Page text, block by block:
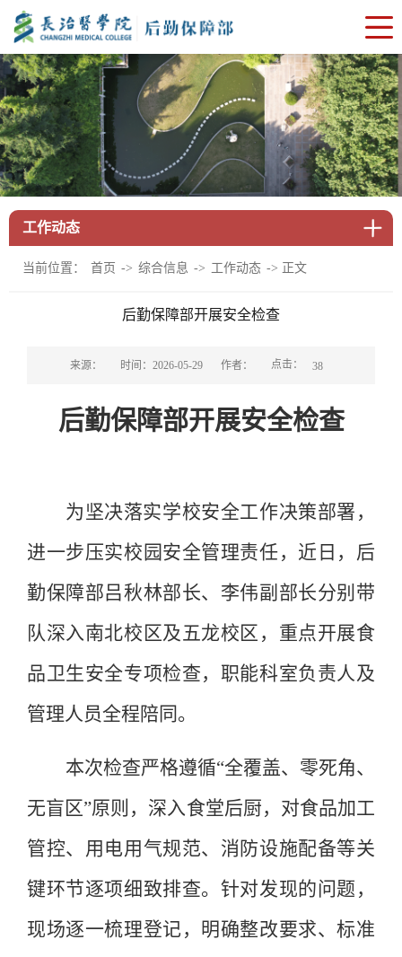
工作动态
当前位置： 首页 -> 综合信息 -> 工作动态 -> 正文
后勤保障部开展安全检查
来源： 时间：2026-05-29 作者： 点击： 38
后勤保障部开展安全检查
为坚决落实学校安全工作决策部署，
进一步压实校园安全管理责任，近日，后
勤保障部吕秋林部长、李伟副部长分别带
队深入南北校区及五龙校区，重点开展食
品卫生安全专项检查，职能科室负责人及
管理人员全程陪同。
本次检查严格遵循“全覆盖、零死角、
无盲区”原则，深入食堂后厨，对食品加工
管控、用电用气规范、消防设施配备等关
键环节逐项细致排查。针对发现的问题，
现场逐一梳理登记，明确整改要求、标准